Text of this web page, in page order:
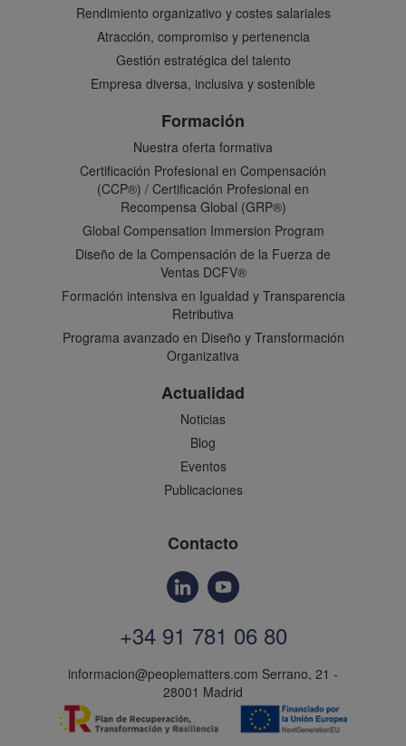
Rendimiento organizativo y costes salariales
Atracción, compromiso y pertenencia
Gestión estratégica del talento
Empresa diversa, inclusiva y sostenible
Formación
Nuestra oferta formativa
Certificación Profesional en Compensación
(CCP®) / Certificación Profesional en
Recompensa Global (GRP®)
Global Compensation Immersion Program
Diseño de la Compensación de la Fuerza de
Ventas DCFV®
Formación intensiva en Igualdad y Transparencia
Retributiva
Programa avanzado en Diseño y Transformación
Organizativa
Actualidad
Noticias
Blog
Eventos
Publicaciones
Contacto
+34 91 781 06 80
informacion@peoplematters.com Serrano, 21 -
28001 Madrid